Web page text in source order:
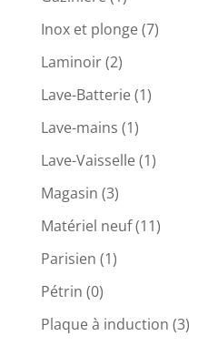
Inox et plonge(7)
Laminoir(2)
Lave-Batterie(1)
Lave-mains (1)
Lave-Vaisselle(1)
Magasin (3)
Matériel neuf(11)
Parisien (1)
Pétrin (0)
Plaque à induction (3)